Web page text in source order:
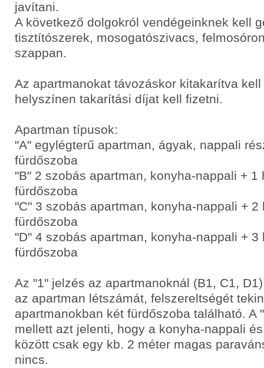
javítani.
A következő dolgokról vendégeinknek kell
tisztítószerek, mosogatószivacs,
szappan.
Az apartmanokat távozáskor kitakarítva
helyszínen takarítási díjat kell fizetni.
Apartman típusok:
"A" egylégterű apartman, ágyak, nappali
fürdőszoba
"B" 2 szobás apartman, konyha-nappali + 1
fürdőszoba
"C" 3 szobás apartman, konyha-nappali + 2
fürdőszoba
"D" 4 szobás apartman, konyha-nappali + 3
fürdőszoba
Az "1" jelzés az apartmanoknál (B1, C1,
az apartman létszámát, felszereltségét
apartmanokban két fürdőszoba található. A
mellett azt jelenti, hogy a konyha-nappali
között csak egy kb. 2 méter magas
nincs.